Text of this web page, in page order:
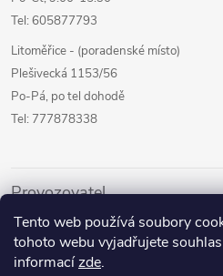
Tento web používá soubory
tohoto webu vyjadřujete
informacízde.
Tel: 605877793
Litoměřice - (poradenské místo)
Plešivecká 1153/56
Po-Pá, po tel dohodě
Tel: 777878338
Provozovatel
Internetový prodej
Kamenné prodejny